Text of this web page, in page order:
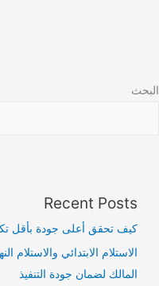
البحث
Recent Posts
كيف تحقق أعلى جودة بأقل
الاستلام الابتدائي والاستلام
المالك لضمان جودة التنفيذ